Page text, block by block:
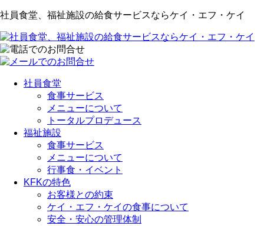
社員食堂、福祉施設の給食サービスならケイ・エフ・ケイ
社員食堂
食事サービス
メニューについて
トータルプロデュース
福祉施設
食事サービス
メニューについて
行事食・イベント
KFKの特色
お客様との約束
ケイ・エフ・ケイの食事について
安全・安心の管理体制